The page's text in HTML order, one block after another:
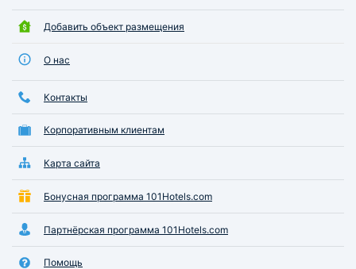
Добавить объект размещения
О нас
Контакты
Корпоративным клиентам
Карта сайта
Бонусная программа 101Hotels.com
Партнёрская программа 101Hotels.com
Помощь